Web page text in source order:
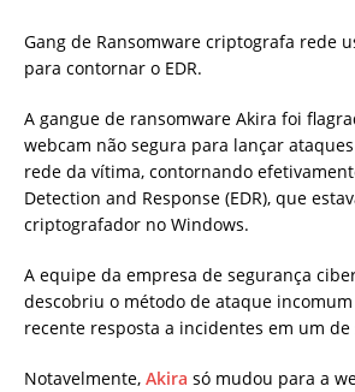
Gang de Ransomware criptografa rede
para contornar o EDR.
A gangue de ransomware Akira foi
webcam não segura para lançar
rede da vítima, contornando
Detection and Response (EDR), que
criptografador no Windows.
A equipe da empresa de segurança
descobriu o método de ataque
recente resposta a incidentes em um de
Notavelmente, Akira só mudou para a